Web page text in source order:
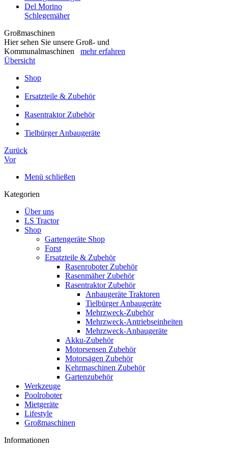
Del Morino
Schlegemäher
Großmaschinen
Hier sehen Sie unsere Groß- und
Kommunalmaschinen mehr erfahren
Übersicht
Shop
Ersatzteile & Zubehör
Rasentraktor Zubehör
Tielbürger Anbaugeräte
Zurück
Vor
Menü schließen
Kategorien
Über uns
LS Tractor
Shop
Gartengeräte Shop
Forst
Ersatzteile & Zubehör
Rasenroboter Zubehör
Rasenmäher Zubehör
Rasentraktor Zubehör
Anbaugeräte Traktoren
Tielbürger Anbaugeräte
Mehrzweck-Zubehör
Mehrzweck-Antriebseinheiten
Mehrzweck-Anbaugeräte
Akku-Zubehör
Motorsensen Zubehör
Motorsägen Zubehör
Kehrmaschinen Zubehör
Gartenzubehör
Werkzeuge
Poolroboter
Mietgeräte
Lifestyle
Großmaschinen
Informationen